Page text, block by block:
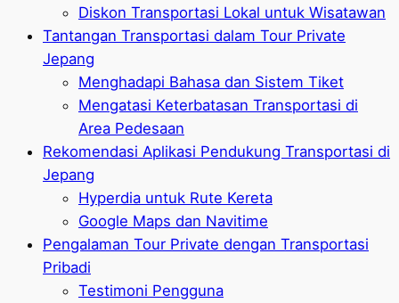
Diskon Transportasi Lokal untuk Wisatawan
Tantangan Transportasi dalam Tour Private
Jepang
Menghadapi Bahasa dan Sistem Tiket
Mengatasi Keterbatasan Transportasi di
Area Pedesaan
Rekomendasi Aplikasi Pendukung Transportasi di
Jepang
Hyperdia untuk Rute Kereta
Google Maps dan Navitime
Pengalaman Tour Private dengan Transportasi
Pribadi
Testimoni Pengguna